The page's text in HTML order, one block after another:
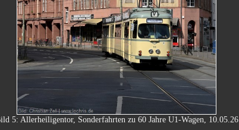
5: Allerheiligentor, Sonderfahrten zu 60 Jahre U1-Wagen, 10.05.26